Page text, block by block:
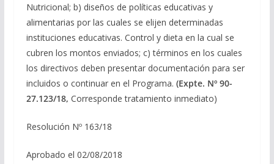
Nutricional; b) diseños de políticas educativas y
alimentarias por las cuales se elijen determinadas
instituciones educativas. Control y dieta en la cual se
cubren los montos enviados; c) términos en los cuales
los directivos deben presentar documentación para ser
incluidos o continuar en el Programa. (Expte. Nº 90-
27.123/18, Corresponde tratamiento inmediato)
Resolución Nº 163/18
Aprobado el 02/08/2018